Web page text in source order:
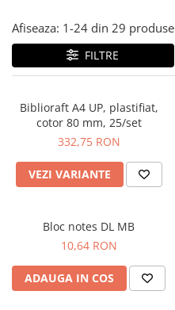
Afiseaza: 1-24 din 29 produse
FILTRE
Biblioraft A4 UP, plastifiat,
cotor 80 mm, 25/set
332,75 RON
VEZI VARIANTE
Bloc notes DL MB
10,64 RON
ADAUGA IN COS